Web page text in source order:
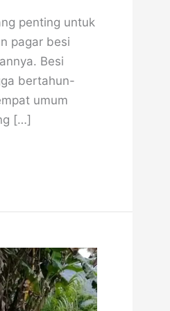
penting untuk
pagar besi
Besi
bertahun-
umum
[…]